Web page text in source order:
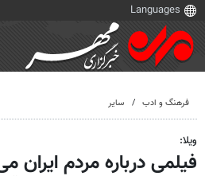
فرهنگ و ادب سایر
ویلا:
فیلمی درباره مردم ایران